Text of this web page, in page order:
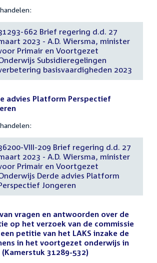
662 Brief regering d.d. 27
2023 - A.D. Wiersma, minister
Primair en Voortgezet
Subsidieregelingen
basisvaardigheden 2023
advies Platform Perspectief
VIII-209 Brief regering d.d. 27
2023 - A.D. Wiersma, minister
Primair en Voortgezet
Derde advies Platform
Jongeren
vragen en antwoorden over de
op het verzoek van de commissie
petitie van het LAKS inzake de
in het voortgezet onderwijs in
(Kamerstuk 31289-532)